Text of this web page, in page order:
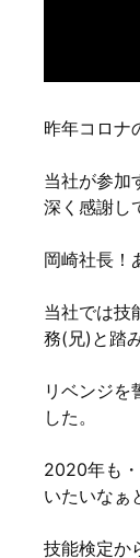
昨年コロナ
当社が参加
深く感謝し
岡崎社長！
当社では技
務(兄)と踏
リベンジを
した。
2020年も
いたいなぁ
技能検定か